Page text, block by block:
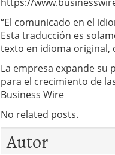
“El comunicado en el
Esta traducción es
texto en idioma original,
La empresa expande su
para el crecimiento de
Business Wire
No related posts.
Autor